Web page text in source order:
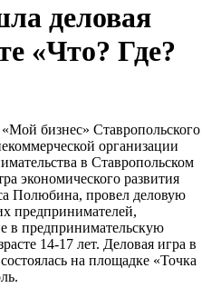
деловая
«Что? Где?
бизнес» Ставропольского
организации
в Ставропольском
экономического развития
Полюбина, провел деловую
предпринимателей,
в предпринимательскую
14-17 лет. Деловая игра в
на площадке «Точка